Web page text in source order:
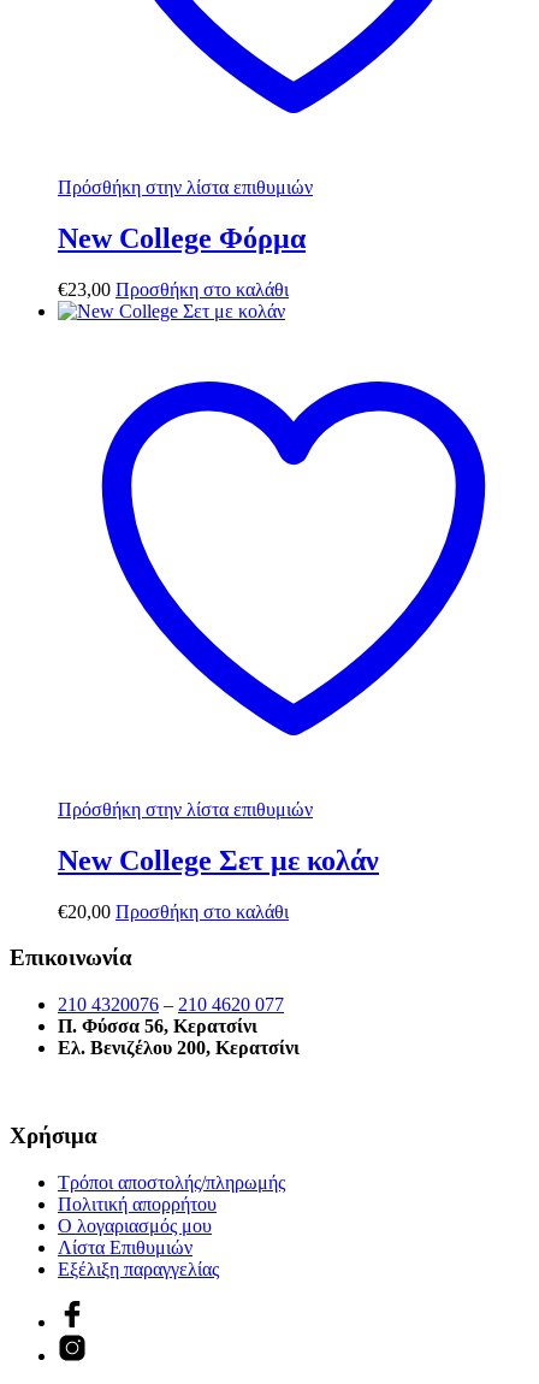
Πρόσθήκη στην λίστα επιθυμιών
New College Φόρμα
€23,00 Προσθήκη στο καλάθι
Πρόσθήκη στην λίστα επιθυμιών
New College Σετ με κολάν
€20,00 Προσθήκη στο καλάθι
Επικοινωνία
210 4320076 – 210 4620 077
Π. Φύσσα 56, Κερατσίνι
Ελ. Βενιζέλου 200, Κερατσίνι
Χρήσιμα
Τρόποι αποστολής/πληρωμής
Πολιτική απορρήτου
Ο λογαριασμός μου
Λίστα Επιθυμιών
Εξέλιξη παραγγελίας